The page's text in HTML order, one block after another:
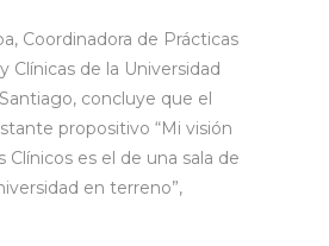
Coordinadora de Prácticas
Clínicas de la Universidad
concluye que el
propositivo “Mi visión
Clínicos es el de una sala de
en terreno”,